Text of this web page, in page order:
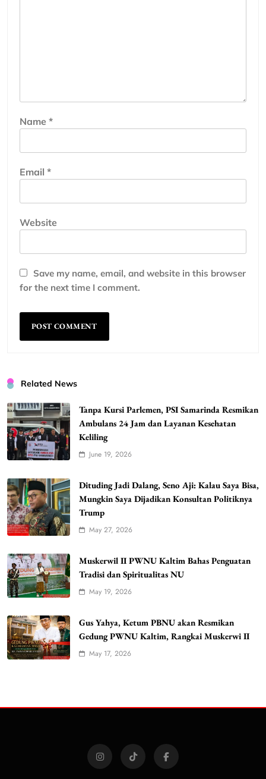
Name *
Email *
Website
Save my name, email, and website in this browser
for the next time I comment.
Related News
Tanpa Kursi Parlemen, PSI Samarinda Resmikan
Ambulans 24 Jam dan Layanan Kesehatan
Keliling
June 19, 2026
Dituding Jadi Dalang, Seno Aji: Kalau Saya Bisa,
Mungkin Saya Dijadikan Konsultan Politiknya
Trump
May 27, 2026
Muskerwil II PWNU Kaltim Bahas Penguatan
Tradisi dan Spiritualitas NU
May 19, 2026
Gus Yahya, Ketum PBNU akan Resmikan
Gedung PWNU Kaltim, Rangkai Muskerwi II
May 17, 2026